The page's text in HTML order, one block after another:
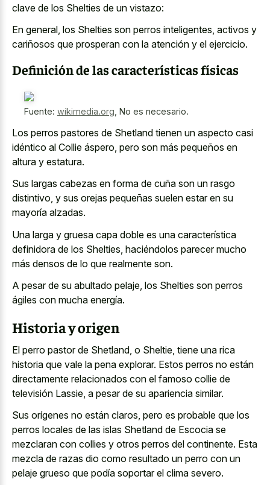
clave de los Shelties de un vistazo:
En general, los Shelties son perros inteligentes, activos y
cariñosos que prosperan con la atención y el ejercicio.
Definición de las características físicas
Fuente: wikimedia.org No es necesario.
Los perros pastores de Shetland tienen un aspecto casi
idéntico al Collie áspero, pero son más pequeños en
altura y estatura.
Sus largas cabezas en forma de cuña son un rasgo
distintivo, y sus orejas pequeñas suelen estar en su
mayoría alzadas.
Una larga y gruesa capa doble es una característica
definidora de los Shelties, haciéndolos parecer mucho
más densos de lo que realmente son.
A pesar de su abultado pelaje, los Shelties son perros
ágiles con mucha energía.
Historia y origen
El perro pastor de Shetland, o Sheltie, tiene una rica
historia que vale la pena explorar. Estos perros no están
directamente relacionados con el famoso collie de
televisión Lassie, a pesar de su apariencia similar.
Sus orígenes no están claros, pero es probable que los
perros locales de las islas Shetland de Escocia se
mezclaran con collies y otros perros del continente. Esta
mezcla de razas dio como resultado un perro con un
pelaje grueso que podía soportar el clima severo.